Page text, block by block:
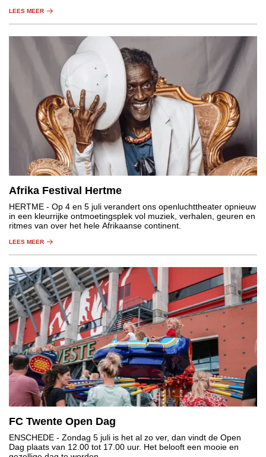
LEES MEER
Afrika Festival Hertme
HERTME - Op 4 en 5 juli verandert ons openluchttheater opnieuw
in een kleurrijke ontmoetingsplek vol muziek, verhalen, geuren en
ritmes van over het hele Afrikaanse continent.
LEES MEER
FC Twente Open Dag
ENSCHEDE - Zondag 5 juli is het al zo ver, dan vindt de Open
Dag plaats van 12.00 tot 17.00 uur. Het belooft een mooie en